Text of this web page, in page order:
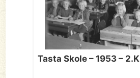
Tasta Skole – 1953 –